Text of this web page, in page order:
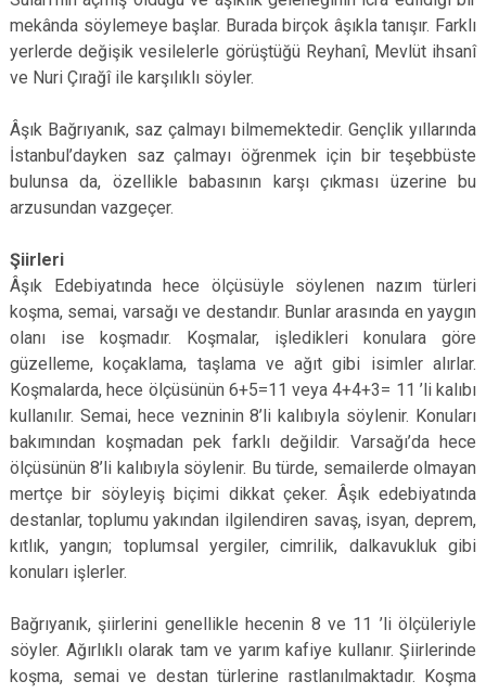
mekânda söylemeye başlar. Burada birçok âşıkla tanışır. Farklı
yerlerde değişik vesilelerle görüştüğü Reyhanî, Mevlüt ihsanî
ve Nuri Çırağî ile karşılıklı söyler.
Âşık Bağrıyanık, saz çalmayı bilmemektedir. Gençlik yıllarında
İstanbul’dayken saz çalmayı öğrenmek için bir teşebbüste
bulunsa da, özellikle babasının karşı çıkması üzerine bu
arzusundan vazgeçer.
Şiirleri
Âşık Edebiyatında hece ölçüsüyle söylenen nazım türleri
koşma, semai, varsağı ve destandır. Bunlar arasında en yaygın
olanı ise koşmadır. Koşmalar, işledikleri konulara göre
güzelleme, koçaklama, taşlama ve ağıt gibi isimler alırlar.
Koşmalarda, hece ölçüsünün 6+5=11 veya 4+4+3= 11 ’li kalıbı
kullanılır. Semai, hece vezninin 8’li kalıbıyla söylenir. Konuları
bakımından koşmadan pek farklı değildir. Varsağı’da hece
ölçüsünün 8’li kalıbıyla söylenir. Bu türde, semailerde olmayan
mertçe bir söyleyiş biçimi dikkat çeker. Âşık edebiyatında
destanlar, toplumu yakından ilgilendiren savaş, isyan, deprem,
kıtlık, yangın; toplumsal yergiler, cimrilik, dalkavukluk gibi
konuları işlerler.
Bağrıyanık, şiirlerini genellikle hecenin 8 ve 11 ’li ölçüleriyle
söyler. Ağırlıklı olarak tam ve yarım kafiye kullanır. Şiirlerinde
koşma, semai ve destan türlerine rastlanılmaktadır. Koşma